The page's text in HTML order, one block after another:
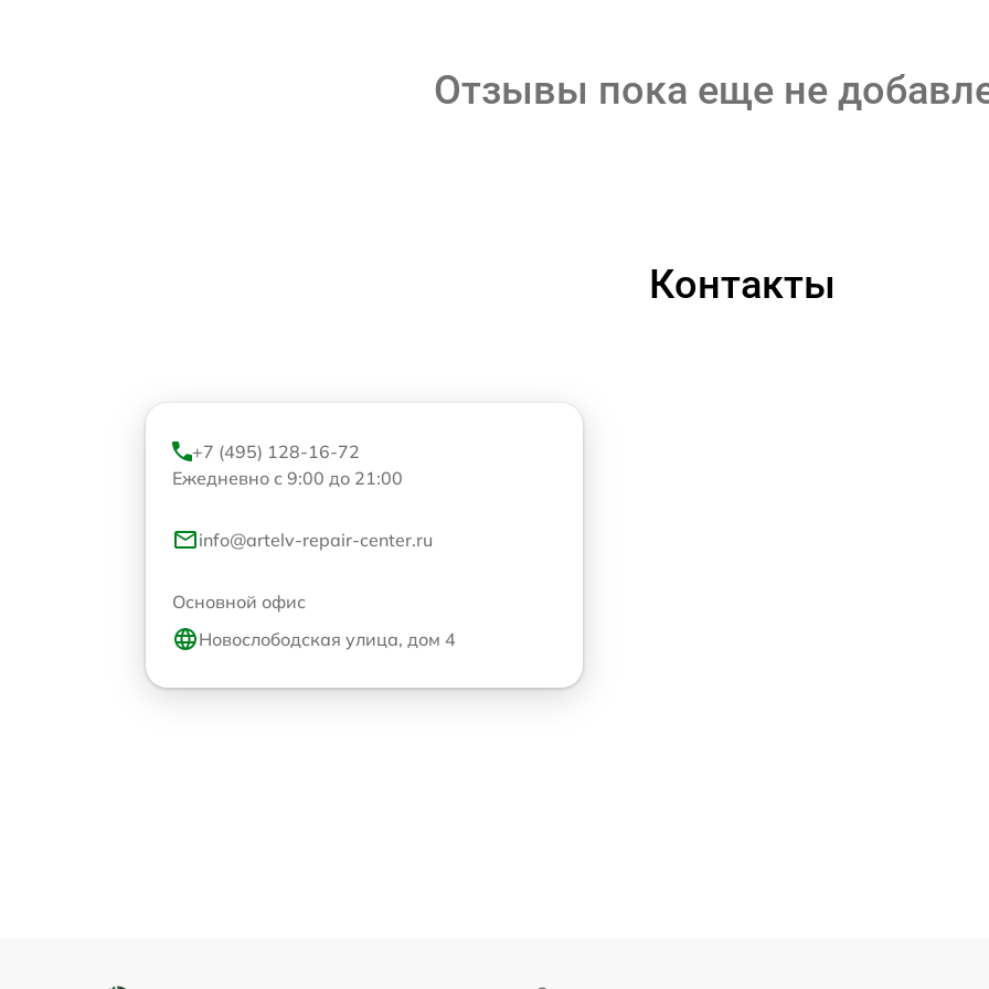
Отзывы пока еще не
Контакты
+7 (495) 128-16-72
Ежедневно с 9:00 до 21:00
info@artelv-repair-center.ru
Основной офис
Новослободская улица, дом 4